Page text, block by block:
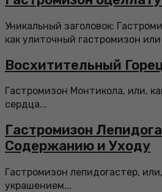
Уникальный заголовок:
как улиточный гастромизон
Восхитительный
Гастромизон Монтикола, или,
сердца...
Гастромизон
Содержанию и Уходу
Гастромизон лепидогастер,
украшением...